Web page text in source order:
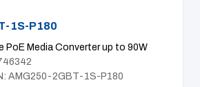
1S-P180
PoE Media Converter up to 90W
AMG250-2GBT-1S-P180